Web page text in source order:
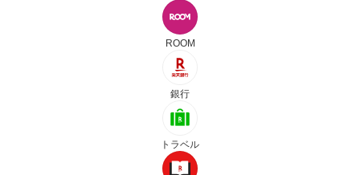
ROOM
銀行
トラベル